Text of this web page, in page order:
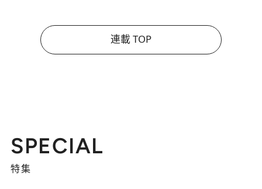
連載 TOP
SPECIAL
特集